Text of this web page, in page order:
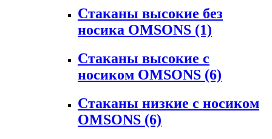
Стаканы высокие без
носика OMSONS (1)
Стаканы высокие с
носиком OMSONS (6)
Стаканы низкие с носиком
OMSONS (6)